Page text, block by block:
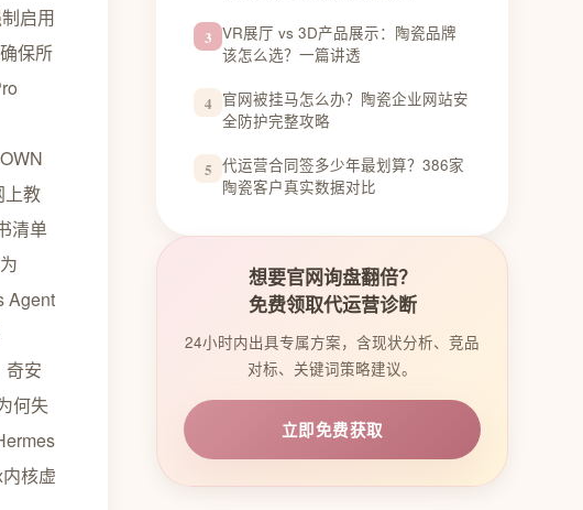
3 VR展厅 vs 3D产品展示：陶瓷品牌
该怎么选？一篇讲透
4 官网被挂马怎么办？陶瓷企业网站安
全防护完整攻略
5 代运营合同签多少年最划算？386家
陶瓷客户真实数据对比
想要官网询盘翻倍？
免费领取代运营诊断
24小时内出具专属方案，含现状分析、竞品
对标、关键词策略建议。
立即免费获取